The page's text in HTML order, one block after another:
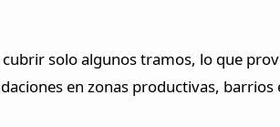
solo algunos tramos, lo que
en zonas productivas,